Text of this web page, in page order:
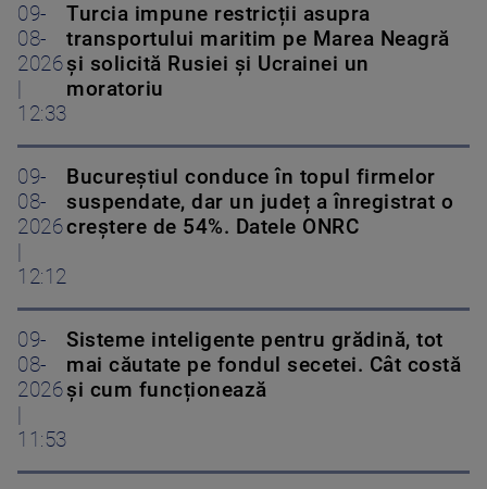
09-
08-
2026
|
12:33
Turcia impune restricții asupra
transportului maritim pe Marea Neagră
și solicită Rusiei și Ucrainei un
moratoriu
09-
08-
2026
|
12:12
Bucureștiul conduce în topul firmelor
suspendate, dar un județ a înregistrat o
creștere de 54%. Datele ONRC
09-
08-
2026
|
11:53
Sisteme inteligente pentru grădină, tot
mai căutate pe fondul secetei. Cât costă
și cum funcționează